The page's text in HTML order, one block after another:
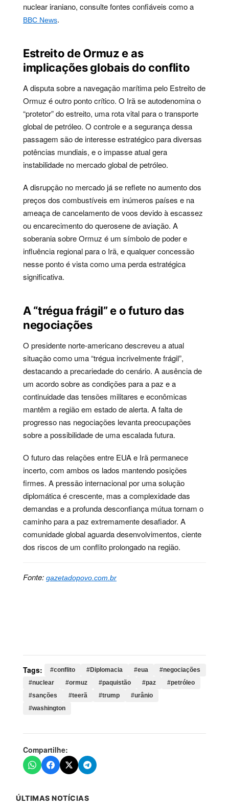
nuclear iraniano, consulte fontes confiáveis como a
BBC News.
Estreito de Ormuz e as
implicações globais do conflito
A disputa sobre a navegação marítima pelo Estreito de
Ormuz é outro ponto crítico. O Irã se autodenomina o
“protetor” do estreito, uma rota vital para o transporte
global de petróleo. O controle e a segurança dessa
passagem são de interesse estratégico para diversas
potências mundiais, e o impasse atual gera
instabilidade no mercado global de petróleo.
A disrupção no mercado já se reflete no aumento dos
preços dos combustíveis em inúmeros países e na
ameaça de cancelamento de voos devido à escassez
ou encarecimento do querosene de aviação. A
soberania sobre Ormuz é um símbolo de poder e
influência regional para o Irã, e qualquer concessão
nesse ponto é vista como uma perda estratégica
significativa.
A “trégua frágil” e o futuro das
negociações
O presidente norte-americano descreveu a atual
situação como uma “trégua incrivelmente frágil”,
destacando a precariedade do cenário. A ausência de
um acordo sobre as condições para a paz e a
continuidade das tensões militares e econômicas
mantêm a região em estado de alerta. A falta de
progresso nas negociações levanta preocupações
sobre a possibilidade de uma escalada futura.
O futuro das relações entre EUA e Irã permanece
incerto, com ambos os lados mantendo posições
firmes. A pressão internacional por uma solução
diplomática é crescente, mas a complexidade das
demandas e a profunda desconfiança mútua tornam o
caminho para a paz extremamente desafiador. A
comunidade global aguarda desenvolvimentos, ciente
dos riscos de um conflito prolongado na região.
Fonte: gazetadopovo.com.br
Tags: #conflito #Diplomacia #eua
#negociações
#nuclear
#ormuz #paquistão #paz
#petróleo
#sanções
#teerã #trump
#urânio
#washington
Compartilhe:
ÚLTIMAS NOTÍCIAS